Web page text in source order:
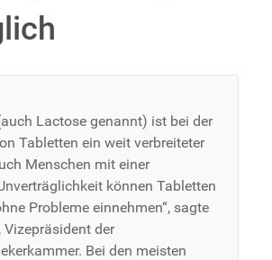
Lactose genannt) ist bei der
Tabletten ein weit verbreiteter
Menschen mit einer
können Tabletten
Probleme einnehmen“, sagte
Vizepräsident der
Bei den meisten